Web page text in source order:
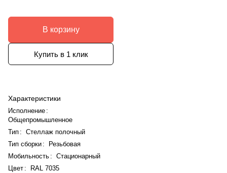
В корзину
Купить в 1 клик
Характеристики
Исполнение :
Общепромышленное
Тип : Стеллаж полочный
Тип сборки:
Резьбовая
Мобильность : Стационарный
Цвет :
RAL 7035